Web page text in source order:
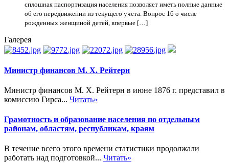
сплошная паспортизация населения позволяет иметь полные данные
об его передвижении из текущего учета. Вопрос 16 о числе
рожденных женщиной детей, впервые […]
Галерея
Министр финансов М. Х. Рейтерн
Министр финансов М. Х. Рейтерн в июне 1876 г. представил в
комиссию Гирса... Читать»
Грамотность и образование населения по отдельным
районам, областям, республикам, краям
В течение всего этого времени статистики продолжали
работать над подготовкой... Читать»